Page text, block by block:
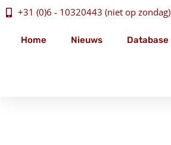
+31 (0)6 - 10320443 (niet op zondag)
Home Nieuws Database